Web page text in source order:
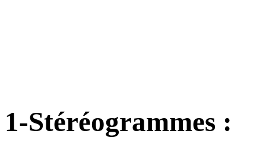
1-Stéréogrammes :